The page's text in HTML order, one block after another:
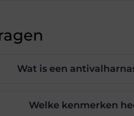
Wat is een
Welke kenmerken